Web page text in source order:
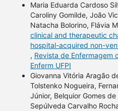
Maria Eduarda Cardoso
Caroliny Gomilde, João
Natacha Bolorino, Flávia
clinical and therapeutic
hospital-acquired non-
, Revista de Enfermagem
Enferm UFPI
Giovanna Vitória Aragão
Tolstenko Nogueira,
Júnior, Belquior Gomes
Sepúlveda Carvalho